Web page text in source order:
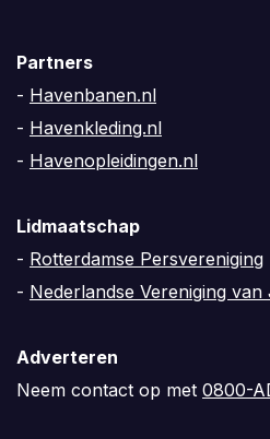
Partners
- Havenbanen.nl
- Havenkleding.nl
- Havenopleidingen.nl
Lidmaatschap
- Rotterdamse Persvereniging
- Nederlandse Vereniging
Adverteren
Neem contact op met 0800-